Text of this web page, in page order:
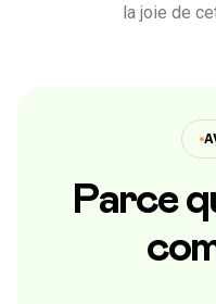
la joie de
Parce